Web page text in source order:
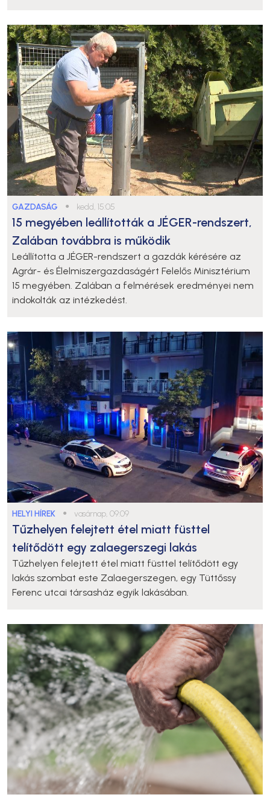
GAZDASÁG ● kedd, 15:05
15 megyében leállították a JÉGER-rendszert,
Zalában továbbra is működik
Leállította a JÉGER-rendszert a gazdák kérésére az
Agrár- és Élelmiszergazdaságért Felelős Minisztérium
15 megyében. Zalában a felmérések eredményei nem
indokolták az intézkedést.
HELYI HÍREK ● vasárnap, 09:09
Tűzhelyen felejtett étel miatt füsttel
telítődött egy zalaegerszegi lakás
Tűzhelyen felejtett étel miatt füsttel telítődött egy
lakás szombat este Zalaegerszegen, egy Tüttőssy
Ferenc utcai társasház egyik lakásában.